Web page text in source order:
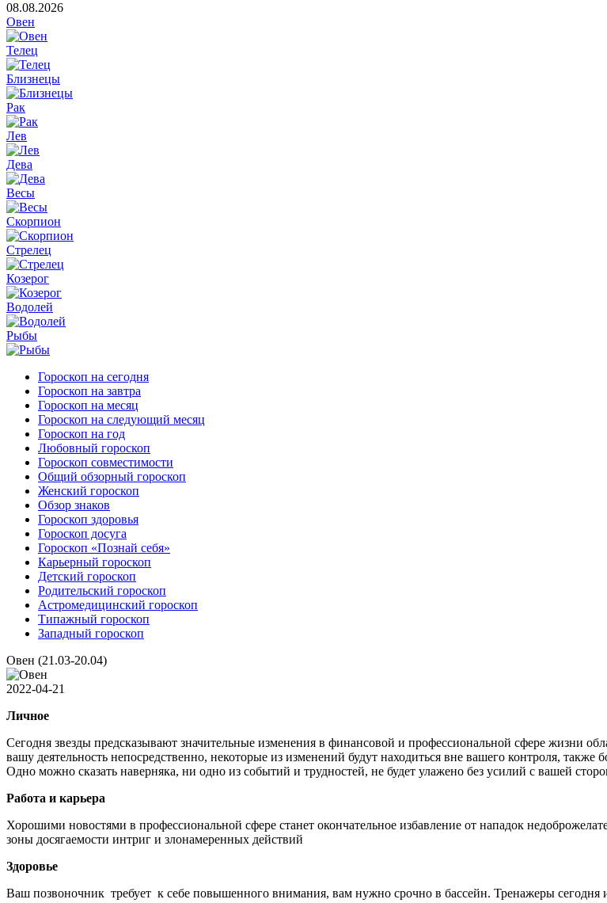
08.08.2026
Овен
Телец
Близнецы
Рак
Лев
Дева
Весы
Скорпион
Стрелец
Козерог
Водолей
Рыбы
Гороскоп на сегодня
Гороскоп на завтра
Гороскоп на месяц
Гороскоп на следующий месяц
Гороскоп на год
Любовный гороскоп
Гороскоп совместимости
Общий обзорный гороскоп
Женский гороскоп
Обзор знаков
Гороскоп здоровья
Гороскоп досуга
Гороскоп «Познай себя»
Карьерный гороскоп
Детский гороскоп
Родительский гороскоп
Астромедицинский гороскоп
Типажный гороскоп
Западный гороскоп
Овен (21.03-20.04)
2022-04-21
Личное
Сегодня звезды предсказывают значительные изменения в финансовой и профессиональной сфере жизни
вашу деятельность непосредственно, некоторые из изменений будут находиться вне вашего контроля,
Одно можно сказать наверняка, ни одно из событий и трудностей, не будет улажено без усилий с вашей
Работа и карьера
Хорошими новостями в профессиональной сфере станет окончательное избавление от нападок
зоны досягаемости интриг и злонамеренных действий
Здоровье
Ваш позвоночник требует к себе повышенного внимания, вам нужно срочно в бассейн. Тренажеры сегодня